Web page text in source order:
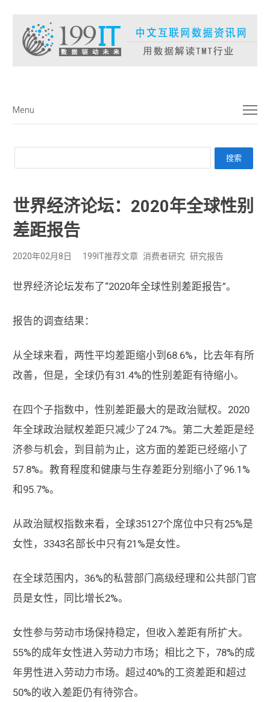
菜单
Menu
世界经济论坛：2020年全球性别
差距报告
2020年02月8日 199IT推荐文章 消费者研究 研究报告
世界经济论坛发布了“2020年全球性别差距报告”。
报告的调查结果：
从全球来看，两性平均差距缩小到68.6%，比去年有所
改善，但是，全球仍有31.4%的性别差距有待缩小。
在四个子指数中，性别差距最大的是政治赋权。2020
年全球政治赋权差距只减少了24.7%。第二大差距是经
济参与机会，到目前为止，这方面的差距已经缩小了
57.8%。教育程度和健康与生存差距分别缩小了96.1%
和95.7%。
从政治赋权指数来看，全球35127个席位中只有25%是
女性，3343名部长中只有21%是女性。
在全球范围内，36%的私营部门高级经理和公共部门官
员是女性，同比增长2%。
女性参与劳动市场保持稳定，但收入差距有所扩大。
55%的成年女性进入劳动力市场；相比之下，78%的成
年男性进入劳动力市场。超过40%的工资差距和超过
50%的收入差距仍有待弥合。